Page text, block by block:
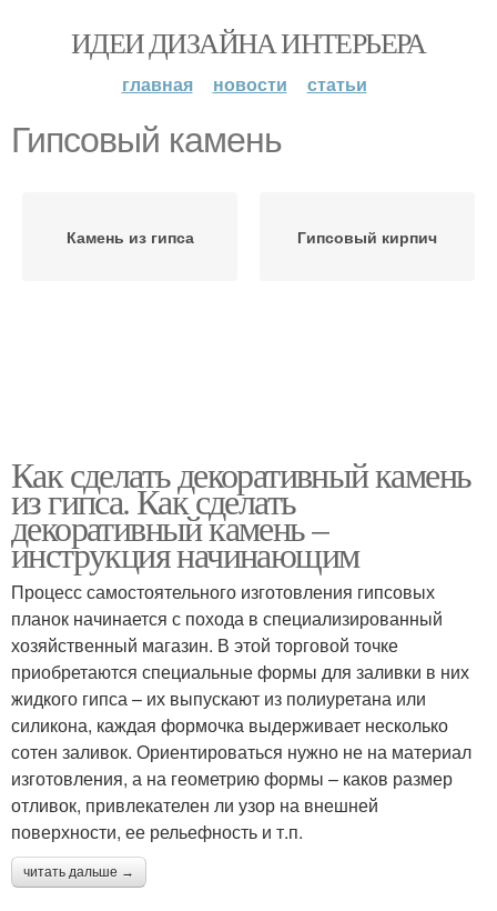
ИДЕИ ДИЗАЙНА ИНТЕРЬЕРА
главная новости статьи
Гипсовый камень
Камень из гипса Гипсовый кирпич
Как сделать декоративный камень
из гипса. Как сделать
декоративный камень –
инструкция начинающим
Процесс самостоятельного изготовления гипсовых
планок начинается с похода в специализированный
хозяйственный магазин. В этой торговой точке
приобретаются специальные формы для заливки в них
жидкого гипса – их выпускают из полиуретана или
силикона, каждая формочка выдерживает несколько
сотен заливок. Ориентироваться нужно не на материал
изготовления, а на геометрию формы – каков размер
отливок, привлекателен ли узор на внешней
поверхности, ее рельефность и т.п.
читать дальше →